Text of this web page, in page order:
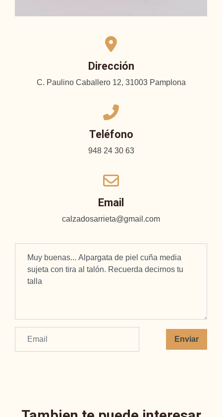
Dirección
C. Paulino Caballero 12, 31003 Pamplona
Teléfono
948 24 30 63
Email
calzadosarrieta@gmail.com
Enviar